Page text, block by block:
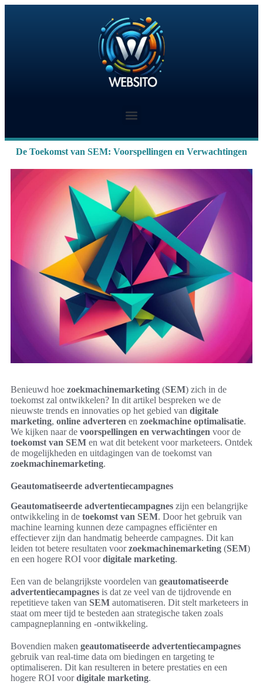
De Toekomst van SEM: Voorspellingen en Verwachtingen
Benieuwd hoe zoekmachinemarketing (SEM) zich in de
toekomst zal ontwikkelen? In dit artikel bespreken we de
nieuwste trends en innovaties op het gebied van digitale
marketing, online adverteren en zoekmachine optimalisatie.
We kijken naar de voorspellingen en verwachtingen voor de
toekomst van SEM en wat dit betekent voor marketeers. Ontdek
de mogelijkheden en uitdagingen van de toekomst van
zoekmachinemarketing.
Geautomatiseerde advertentiecampagnes
Geautomatiseerde advertentiecampagnes zijn een belangrijke
ontwikkeling in de toekomst van SEM. Door het gebruik van
machine learning kunnen deze campagnes efficiënter en
effectiever zijn dan handmatig beheerde campagnes. Dit kan
leiden tot betere resultaten voorzoekmachinemarketing (SEM)
en een hogere ROI voordigitale marketing.
Een van de belangrijkste voordelen van geautomatiseerde
advertentiecampagnes is dat ze veel van de tijdrovende en
repetitieve taken van SEM automatiseren. Dit stelt marketeers in
staat om meer tijd te besteden aan strategische taken zoals
campagneplanning en -ontwikkeling.
Bovendien maken geautomatiseerde advertentiecampagnes
gebruik van real-time data om biedingen en targeting te
optimaliseren. Dit kan resulteren in betere prestaties en een
hogere ROI voordigitale marketing.